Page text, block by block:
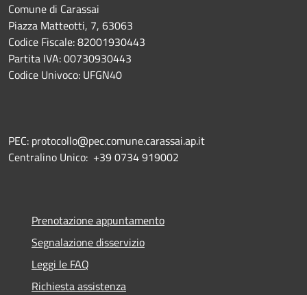
Comune di Carassai
Piazza Matteotti, 7, 63063
Codice Fiscale: 82001930443
Partita IVA: 00730930443
Codice Univoco: UFGN40
PEC: protocollo@pec.comune.carassai.ap.it
Centralino Unico: +39 0734 919002
Prenotazione appuntamento
Segnalazione disservizio
Leggi le FAQ
Richiesta assistenza